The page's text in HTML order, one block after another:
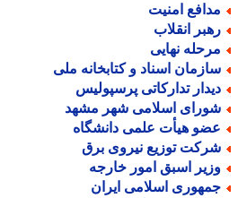
امنیت
انقلاب
نهایی
اسناد و کتابخانه ملی
تدارکاتی پرسپولیس
اسلامی شهر مشهد
هیأت علمی دانشگاه
توزیع نیروی برق
اسبق امور خارجه
اسلامی ایران